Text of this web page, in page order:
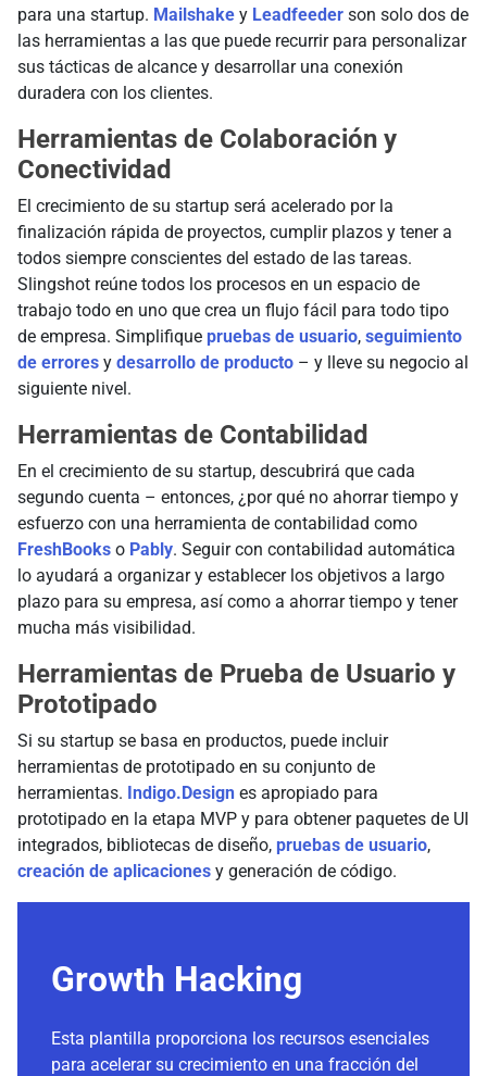
para una startup. Mailshake y Leadfeeder son solo dos de
las herramientas a las que puede recurrir para personalizar
sus tácticas de alcance y desarrollar una conexión
duradera con los clientes.
Herramientas de Colaboración y
Conectividad
El crecimiento de su startup será acelerado por la
finalización rápida de proyectos, cumplir plazos y tener a
todos siempre conscientes del estado de las tareas.
Slingshot reúne todos los procesos en un espacio de
trabajo todo en uno que crea un flujo fácil para todo tipo
de empresa. Simplifique pruebas de usuario, seguimiento
de errores y desarrollo de producto – y lleve su negocio al
siguiente nivel.
Herramientas de Contabilidad
En el crecimiento de su startup, descubrirá que cada
segundo cuenta – entonces, ¿por qué no ahorrar tiempo y
esfuerzo con una herramienta de contabilidad como
FreshBooks o Pably. Seguir con contabilidad automática
lo ayudará a organizar y establecer los objetivos a largo
plazo para su empresa, así como a ahorrar tiempo y tener
mucha más visibilidad.
Herramientas de Prueba de Usuario y
Prototipado
Si su startup se basa en productos, puede incluir
herramientas de prototipado en su conjunto de
herramientas. Indigo.Design es apropiado para
prototipado en la etapa MVP y para obtener paquetes de UI
integrados, bibliotecas de diseño, pruebas de usuario,
creación de aplicaciones y generación de código.
Growth Hacking
Esta plantilla proporciona los recursos esenciales
para acelerar su crecimiento en una fracción del